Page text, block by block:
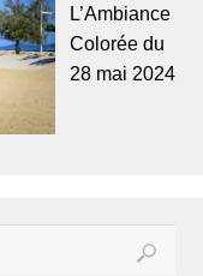
L’Ambiance
Colorée du
28 mai 2024